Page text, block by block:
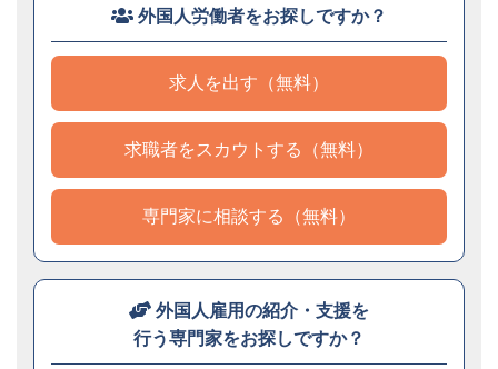
外国人労働者をお探しですか？
求人を出す（無料）
求職者をスカウトする（無料）
専門家に相談する（無料）
外国人雇用の紹介・支援を
行う専門家をお探しですか？